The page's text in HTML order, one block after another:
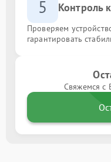
5 Контроль
Проверяем
гарантировать
Свяжемся с